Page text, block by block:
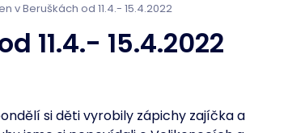
v Beruškách od 11.4.- 15.4.2022
11.4.- 15.4.2022
si děti vyrobily zápichy zajíčka a